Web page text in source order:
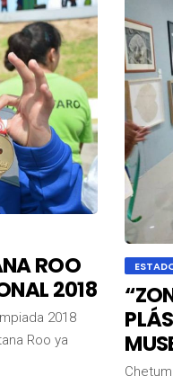
ROO
2018
2018
Roo ya